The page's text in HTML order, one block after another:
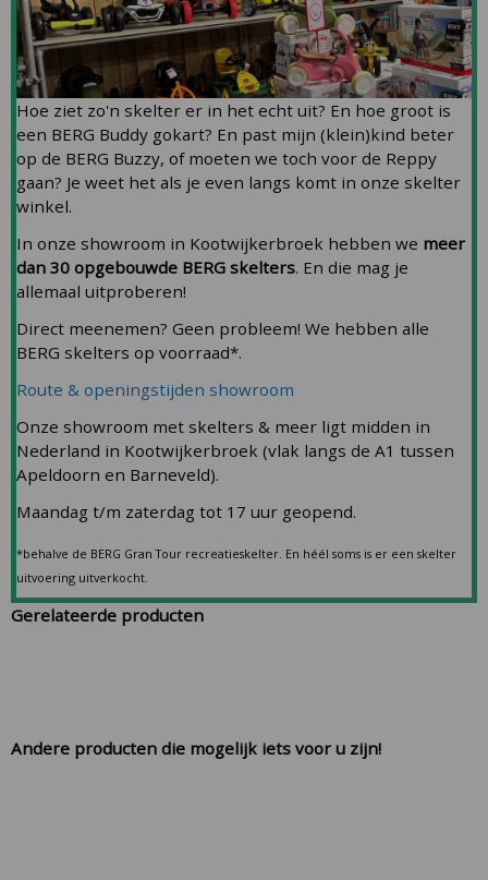
Hoe ziet zo'n skelter er in het echt uit? En hoe groot is
een BERG Buddy gokart? En past mijn (klein)kind beter
op de BERG Buzzy, of moeten we toch voor de Reppy
gaan? Je weet het als je even langs komt in onze skelter
winkel.
In onze showroom in Kootwijkerbroek hebben we meer
dan 30 opgebouwde BERG skelters. En die mag je
allemaal uitproberen!
Direct meenemen? Geen probleem! We hebben alle
BERG skelters op voorraad*.
Route & openingstijden showroom
Onze showroom met skelters & meer ligt midden in
Nederland in Kootwijkerbroek (vlak langs de A1 tussen
Apeldoorn en Barneveld).
Maandag t/m zaterdag tot 17 uur geopend.
*behalve de BERG Gran Tour recreatieskelter. En héél soms is er een skelter
uitvoering uitverkocht.
Gerelateerde producten
Andere producten die mogelijk iets voor u zijn!